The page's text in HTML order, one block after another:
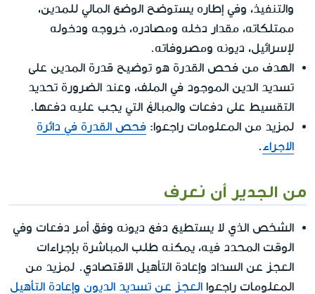
والتنفيذ، وفي إطاره يستوضح الوضع المالي للمدين،
ممتلكاته، مقدار دخله ومصادره، خروجه ودخوله
لإسرائيل، ديونه ومصروفاته.
الهدف من فحص القدرة هو توضيح قدرة المدين على
تسديد الدين الموجود في الملف، وعند الضرورة تحديد
التقسيط على دفعات والمبالغ التي يجب عليه دفعها.
لمزيد من المعلومات راجعوا: فحص القدرة في دائرة
الاجراء.
من الجدير أن نعرف
الشخص الذي لا يستطيع دفع ديونه وفق أمر دفعات وفي
الوقت المحدد فيه، يمكنه طلب المباشرة بإجراءات
العجز عن السداد وإعادة التأهيل الاقتصادي. لمزيد من
المعلومات راجعوا العجز عن تسديد الديون وإعادة التأهيل